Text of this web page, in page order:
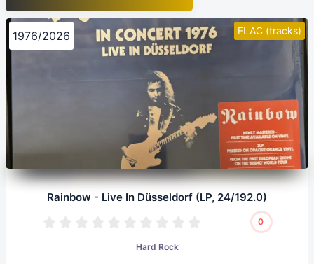
FLAC (tracks)
1976/2026
Rainbow - Live In Düsseldorf (LP, 24/192.0)
0
Hard Rock